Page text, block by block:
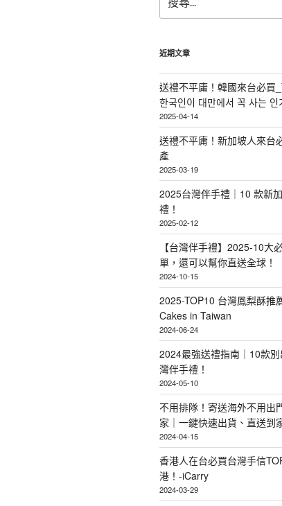
尋
關
字:
近期文章
送禮不平庸！韓國來台必買
한국인이 대만에서 꼭 사는
2025-04-14
送禮不平庸！新加坡人來台
產
2025-03-19
2025台灣伴手禮｜10 款新
禮！
2025-02-12
【台灣伴手禮】2025-10大
單，還可以幫你直送全球！
2024-10-15
2025-TOP10 台灣鳳梨酥推
Cakes in Taiwan
2024-06-24
2024最強送禮指南｜10款
灣伴手禮！
2024-05-10
不用排隊！寄送海外不用出
家｜一鍵快速出貨、直送到
2024-04-15
香港人在台必買台灣手信
港！-iCarry
2024-03-29